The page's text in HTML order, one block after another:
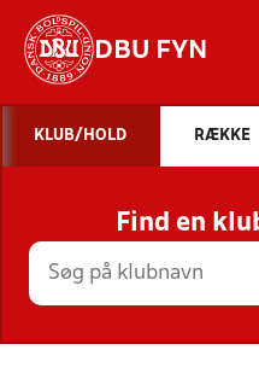
DBU FYN
STILLINGER,
KLUB/HOLD RÆKKE
Find en